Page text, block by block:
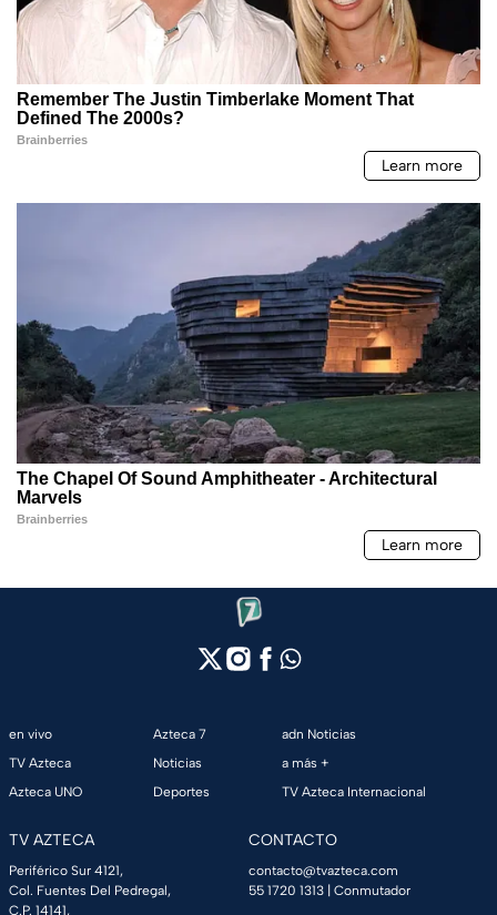
en vivo
TV Azteca
Azteca UNO
Azteca 7
Noticias
Deportes
adn Noticias
a más +
TV Azteca Internacional
TV AZTECA
Periférico Sur 4121,
Col. Fuentes Del Pedregal,
C.P. 14141,
CONTACTO
contacto@tvazteca.com
55 1720 1313 | Conmutador